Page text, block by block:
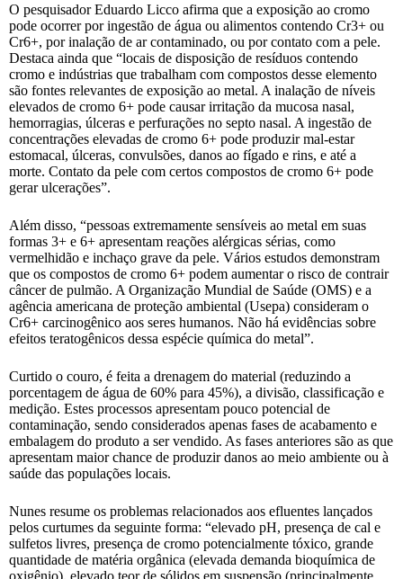
O pesquisador Eduardo Licco afirma que a exposição ao cromo
pode ocorrer por ingestão de água ou alimentos contendo Cr3+ ou
Cr6+, por inalação de ar contaminado, ou por contato com a pele.
Destaca ainda que “locais de disposição de resíduos contendo
cromo e indústrias que trabalham com compostos desse elemento
são fontes relevantes de exposição ao metal. A inalação de níveis
elevados de cromo 6+ pode causar irritação da mucosa nasal,
hemorragias, úlceras e perfurações no septo nasal. A ingestão de
concentrações elevadas de cromo 6+ pode produzir mal-estar
estomacal, úlceras, convulsões, danos ao fígado e rins, e até a
morte. Contato da pele com certos compostos de cromo 6+ pode
gerar ulcerações”.
Além disso, “pessoas extremamente sensíveis ao metal em suas
formas 3+ e 6+ apresentam reações alérgicas sérias, como
vermelhidão e inchaço grave da pele. Vários estudos demonstram
que os compostos de cromo 6+ podem aumentar o risco de contrair
câncer de pulmão. A Organização Mundial de Saúde (OMS) e a
agência americana de proteção ambiental (Usepa) consideram o
Cr6+ carcinogênico aos seres humanos. Não há evidências sobre
efeitos teratogênicos dessa espécie química do metal”.
Curtido o couro, é feita a drenagem do material (reduzindo a
porcentagem de água de 60% para 45%), a divisão, classificação e
medição. Estes processos apresentam pouco potencial de
contaminação, sendo considerados apenas fases de acabamento e
embalagem do produto a ser vendido. As fases anteriores são as que
apresentam maior chance de produzir danos ao meio ambiente ou à
saúde das populações locais.
Nunes resume os problemas relacionados aos efluentes lançados
pelos curtumes da seguinte forma: “elevado pH, presença de cal e
sulfetos livres, presença de cromo potencialmente tóxico, grande
quantidade de matéria orgânica (elevada demanda bioquímica de
oxigênio), elevado teor de sólidos em suspensão (principalmente